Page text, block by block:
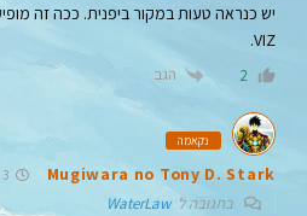
יש כנראה טעות במקור ביפנית. ככה זה
VIZ.
2 הגב
נקאמה
Mugiwara no Tony D. Stark 3 שנים לפני
בתגובה לWaterLaw